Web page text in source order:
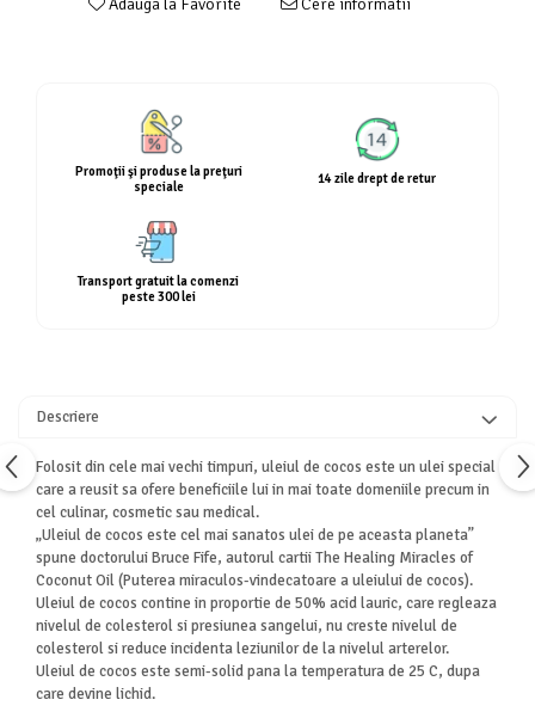
Adauga la Favorite Cere informatii
Promoţii şi produse la preţuri
speciale
14 zile drept de retur
Transport gratuit la comenzi
peste 300 lei
Descriere
Folosit din cele mai vechi timpuri, uleiul de cocos este un ulei special
care a reusit sa ofere beneficiile lui in mai toate domeniile precum in
cel culinar, cosmetic sau medical.
„Uleiul de cocos este cel mai sanatos ulei de pe aceasta planeta”
spune doctorului Bruce Fife, autorul cartii The Healing Miracles of
Coconut Oil (Puterea miraculos-vindecatoare a uleiului de cocos).
Uleiul de cocos contine in proportie de 50% acid lauric, care regleaza
nivelul de colesterol si presiunea sangelui, nu creste nivelul de
colesterol si reduce incidenta leziunilor de la nivelul arterelor.
Uleiul de cocos este semi-solid pana la temperatura de 25 C, dupa
care devine lichid.